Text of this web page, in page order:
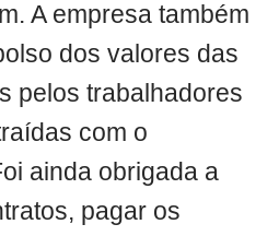
A empresa também
dos valores das
pelos trabalhadores
com o
ainda obrigada a
pagar os